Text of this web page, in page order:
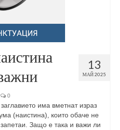
13
МАЙ 2025
0
има вметнат израз
(наистина), които обаче не
Защо е така и важи ли